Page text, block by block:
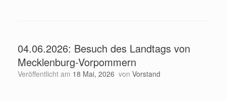
04.06.2026: Besuch des Landtags von
Mecklenburg-Vorpommern
Veröffentlicht am 18 Mai, 2026 von Vorstand